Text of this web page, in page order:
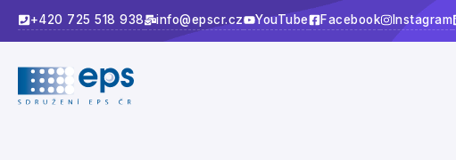
+420 725 518 938 info@epscr.cz YouTube Facebook Instagram